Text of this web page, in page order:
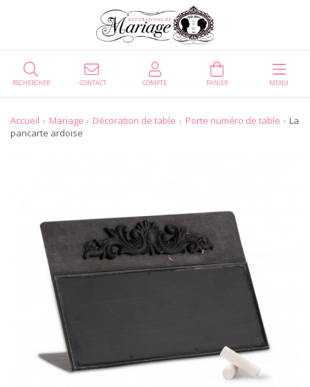
CONTACT
RECHERCHER COMPTE PANIER MENU
Accueil Mariage Décoration de table Porte numéro de table
La
pancarte ardoise